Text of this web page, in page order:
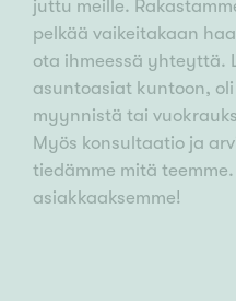
juttu meille.
pelkää vaikeitakaan
ota ihmeessä yhteyttä.
asuntoasiat kuntoon,
myynnistä tai
Myös konsultaatio ja
tiedämme mitä
asiakkaaksemme!